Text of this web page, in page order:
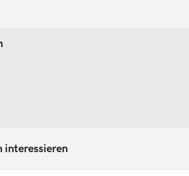
interessieren